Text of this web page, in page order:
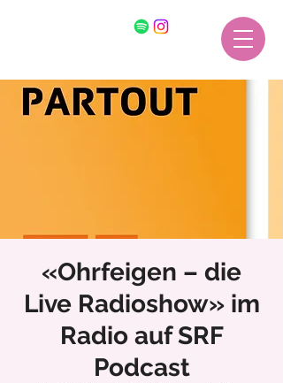
«Ohrfeigen – die
Live Radioshow» im
Radio auf SRF
Podcast